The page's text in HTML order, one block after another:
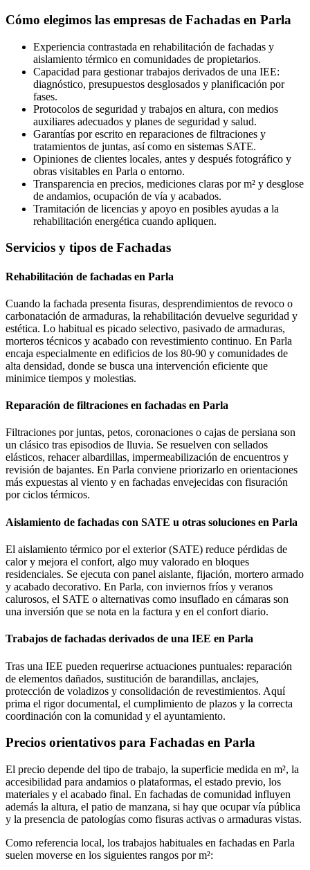
Cómo elegimos las empresas de Fachadas en Parla
Experiencia contrastada en rehabilitación de fachadas y
aislamiento térmico en comunidades de propietarios.
Capacidad para gestionar trabajos derivados de una IEE:
diagnóstico, presupuestos desglosados y planificación por
fases.
Protocolos de seguridad y trabajos en altura, con medios
auxiliares adecuados y planes de seguridad y salud.
Garantías por escrito en reparaciones de filtraciones y
tratamientos de juntas, así como en sistemas SATE.
Opiniones de clientes locales, antes y después fotográfico y
obras visitables en Parla o entorno.
Transparencia en precios, mediciones claras por m² y desglose
de andamios, ocupación de vía y acabados.
Tramitación de licencias y apoyo en posibles ayudas a la
rehabilitación energética cuando apliquen.
Servicios y tipos de Fachadas
Rehabilitación de fachadas en Parla
Cuando la fachada presenta fisuras, desprendimientos de revoco o
carbonatación de armaduras, la rehabilitación devuelve seguridad y
estética. Lo habitual es picado selectivo, pasivado de armaduras,
morteros técnicos y acabado con revestimiento continuo. En Parla
encaja especialmente en edificios de los 80-90 y comunidades de
alta densidad, donde se busca una intervención eficiente que
minimice tiempos y molestias.
Reparación de filtraciones en fachadas en Parla
Filtraciones por juntas, petos, coronaciones o cajas de persiana son
un clásico tras episodios de lluvia. Se resuelven con sellados
elásticos, rehacer albardillas, impermeabilización de encuentros y
revisión de bajantes. En Parla conviene priorizarlo en orientaciones
más expuestas al viento y en fachadas envejecidas con fisuración
por ciclos térmicos.
Aislamiento de fachadas con SATE u otras soluciones en Parla
El aislamiento térmico por el exterior (SATE) reduce pérdidas de
calor y mejora el confort, algo muy valorado en bloques
residenciales. Se ejecuta con panel aislante, fijación, mortero armado
y acabado decorativo. En Parla, con inviernos fríos y veranos
calurosos, el SATE o alternativas como insuflado en cámaras son
una inversión que se nota en la factura y en el confort diario.
Trabajos de fachadas derivados de una IEE en Parla
Tras una IEE pueden requerirse actuaciones puntuales: reparación
de elementos dañados, sustitución de barandillas, anclajes,
protección de voladizos y consolidación de revestimientos. Aquí
prima el rigor documental, el cumplimiento de plazos y la correcta
coordinación con la comunidad y el ayuntamiento.
Precios orientativos para Fachadas en Parla
El precio depende del tipo de trabajo, la superficie medida en m², la
accesibilidad para andamios o plataformas, el estado previo, los
materiales y el acabado final. En fachadas de comunidad influyen
además la altura, el patio de manzana, si hay que ocupar vía pública
y la presencia de patologías como fisuras activas o armaduras vistas.
Como referencia local, los trabajos habituales en fachadas en Parla
suelen moverse en los siguientes rangos por m²: